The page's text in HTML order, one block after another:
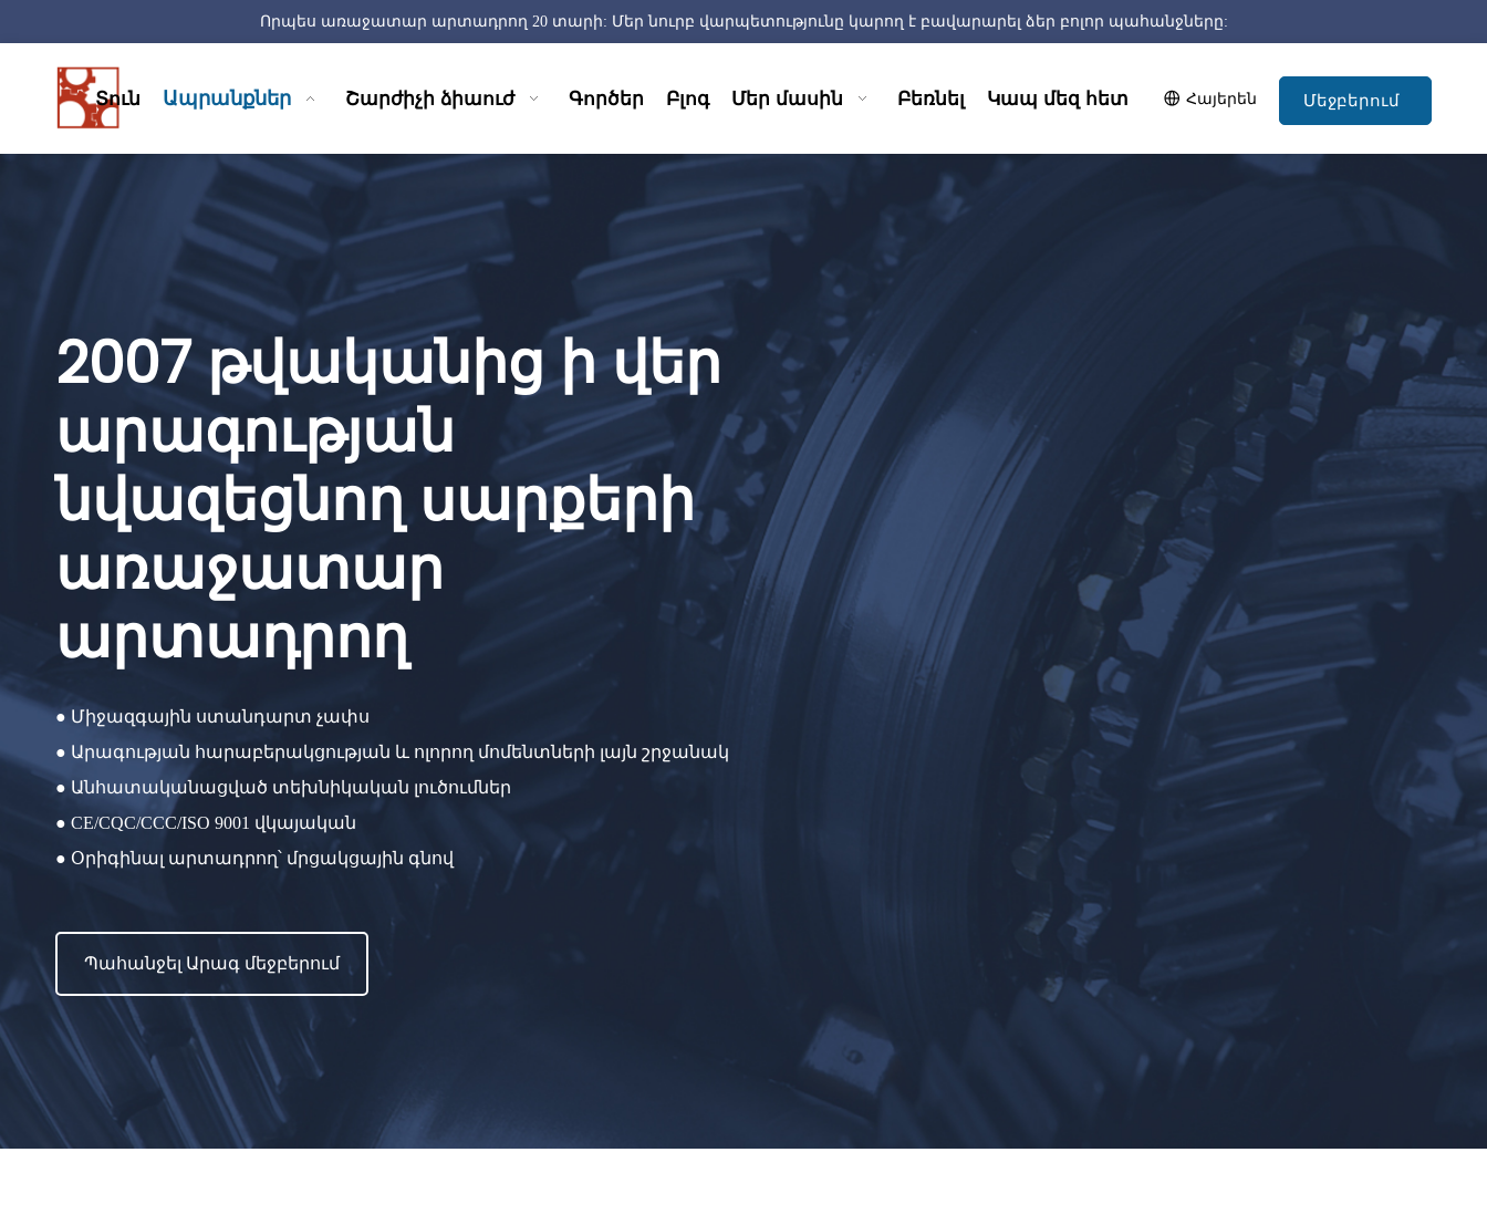
Որպես առաջատար արտադրող 20 տարի: Մեր նուրբ վարպետությունը կարող է բավարարել ձեր բոլոր պահանջները:
Տուն Ապրանքներ Շարժիչի ձիաուժ Գործեր Բլոգ Մեր մասին Բեռնել Կապ մեզ հետ Հայերեն Մեջբերում
2007 թվականից ի վեր
արագության
նվազեցնող սարքերի
առաջատար
արտադրող
● Միջազգային ստանդարտ չափս
● Արագության հարաբերակցության և ոլորող մոմենտների լայն շրջանակ
● Անհատականացված տեխնիկական լուծումներ
● CE/CQC/CCC/ISO 9001 վկայական
● Օրիգինալ արտադրող՝ մրցակցային գնով
Պահանջել Արագ մեջբերում